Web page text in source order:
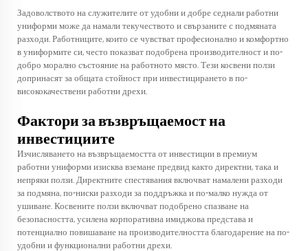
Задоволството на служителите от удобни и добре седнали работни
униформи може да намали текучеството и свързаните с подмяната
разходи. Работниците, които се чувстват професионално и комфортно
в униформите си, често показват подобрена производителност и по-
добро морално състояние на работното място. Тези косвени ползи
допринасят за общата стойност при инвестицирането в по-
висококачествени работни дрехи.
Фактори за възвръщаемост на
инвестициите
Изчисляването на възвръщаемостта от инвестиции в премиум
работни униформи изисква вземане предвид както директни, така и
непряки ползи. Директните спестявания включват намалени разходи
за подмяна, по-ниски разходи за поддръжка и по-малко нужда от
ушиване. Косвените ползи включват подобрено спазване на
безопасността, усилена корпоративна имиджова представа и
потенциално повишаване на производителността благодарение на по-
удобни и функционални работни дрехи.